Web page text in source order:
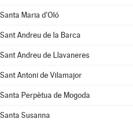
Santa Maria d'Oló
Sant Andreu de la Barca
Sant Andreu de Llavaneres
Sant Antoni de Vilamajor
Santa Perpètua de Mogoda
Santa Susanna